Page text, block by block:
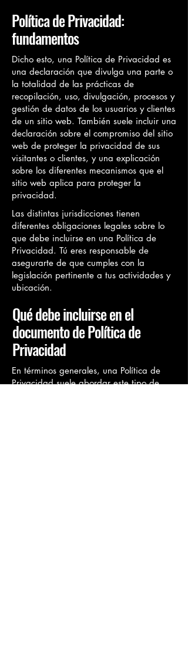
Política de Privacidad:
fundamentos
Dicho esto, una Política de Privacidad es
una declaración que divulga una parte o
la totalidad de las prácticas de
recopilación, uso, divulgación, procesos y
gestión de datos de los usuarios y clientes
de un sitio web. También suele incluir una
declaración sobre el compromiso del sitio
web de proteger la privacidad de sus
visitantes o clientes, y una explicación
sobre los diferentes mecanismos que el
sitio web aplica para proteger la
privacidad.
Las distintas jurisdicciones tienen
diferentes obligaciones legales sobre lo
que debe incluirse en una Política de
Privacidad. Tú eres responsable de
asegurarte de que cumples con la
legislación pertinente a tus actividades y
ubicación.
Qué debe incluirse en el
documento de Política de
Privacidad
En términos generales, una Política de
Privacidad suele abordar este tipo de